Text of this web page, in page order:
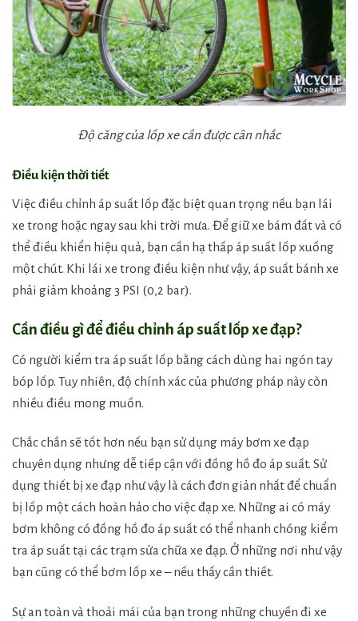
Độ căng của lốp xe cần được cân nhắc
Điều kiện thời tiết
Việc điều chỉnh áp suất lốp đặc biệt quan trọng nếu bạn lái
xe trong hoặc ngay sau khi trời mưa. Để giữ xe bám đất và có
thể điều khiển hiệu quả, bạn cần hạ thấp áp suất lốp xuống
một chút. Khi lái xe trong điều kiện như vậy, áp suất bánh xe
phải giảm khoảng 3 PSI (0,2 bar).
Cần điều gì để điều chỉnh áp suất lốp xe đạp?
Có người kiểm tra áp suất lốp bằng cách dùng hai ngón tay
bóp lốp. Tuy nhiên, độ chính xác của phương pháp này còn
nhiều điều mong muốn.
Chắc chắn sẽ tốt hơn nếu bạn sử dụng máy bơm xe đạp
chuyên dụng nhưng dễ tiếp cận với đồng hồ đo áp suất. Sử
dụng thiết bị xe đạp như vậy là cách đơn giản nhất để chuẩn
bị lốp một cách hoàn hảo cho việc đạp xe. Những ai có máy
bơm không có đồng hồ đo áp suất có thể nhanh chóng kiểm
tra áp suất tại các trạm sửa chữa xe đạp. Ở những nơi như vậy
bạn cũng có thể bơm lốp xe – nếu thấy cần thiết.
Sự an toàn và thoải mái của bạn trong những chuyến đi xe